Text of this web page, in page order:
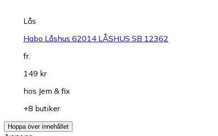
Lås
Habo Låshus 62014 LÅSHUS SB 12362
fr.
149 kr
hos Jem & fix
+8 butiker
Hoppa över innehållet